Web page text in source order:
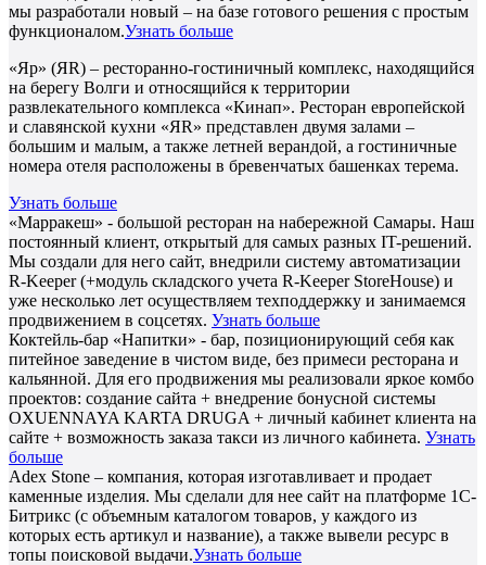
мы разработали новый – на базе готового решения с простым
функционалом.Узнать больше
«Яр» (ЯR) – ресторанно-гостиничный комплекс, находящийся
на берегу Волги и относящийся к территории
развлекательного комплекса «Кинап». Ресторан европейской
и славянской кухни «ЯR» представлен двумя залами –
большим и малым, а также летней верандой, а гостиничные
номера отеля расположены в бревенчатых башенках терема.
Узнать больше
«Марракеш» - большой ресторан на набережной Самары. Наш
постоянный клиент, открытый для самых разных IT-решений.
Мы создали для него сайт, внедрили систему автоматизации
R-Keeper (+модуль складского учета R-Keeper StoreHouse) и
уже несколько лет осуществляем техподдержку и занимаемся
продвижением в соцсетях. Узнать больше
Коктейль-бар «Напитки» - бар, позиционирующий себя как
питейное заведение в чистом виде, без примеси ресторана и
кальянной. Для его продвижения мы реализовали яркое комбо
проектов: создание сайта + внедрение бонусной системы
OXUENNAYA KARTA DRUGA + личный кабинет клиента на
сайте + возможность заказа такси из личного кабинета. Узнать
больше
Adex Stone – компания, которая изготавливает и продает
каменные изделия. Мы сделали для нее сайт на платформе 1С-
Битрикс (с объемным каталогом товаров, у каждого из
которых есть артикул и название), а также вывели ресурс в
топы поисковой выдачи.Узнать больше